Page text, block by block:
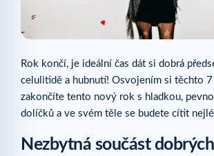
Rok končí, je ideální čas dát si dobrá
celulitidě a hubnutí! Osvojením si těchto
zakončíte tento nový rok s hladkou,
dolíčků a ve svém těle se budete cítit
Nezbytná součást dobrých